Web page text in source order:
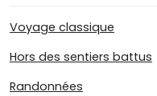
Voyage classique
Hors des sentiers battus
Randonnées